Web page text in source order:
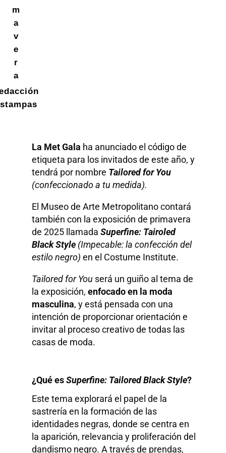
m
a
v
e
r
a
La Met Gala ha anunciado el código de
etiqueta para los invitados de este año, y
tendrá por nombre Tailored for You
(confeccionado a tu medida).
El Museo de Arte Metropolitano contará
también con la exposición de primavera
de 2025 llamadaSuperfine: Tairoled
Black Style (Impecable: la confección del
estilo negro) en el Costume Institute.
Tailored for You será un guiño al tema de
la exposición,enfocado en la moda
masculina, y está pensada con una
intención de proporcionar orientación e
invitar al proceso creativo de todas las
casas de moda.
¿Qué esSuperfine: Tailored Black Style?
Este tema explorará el papel de la
sastrería en la formación de las
identidades negras, donde se centra en
la aparición, relevancia y proliferación del
dandismo negro. A través de prendas,